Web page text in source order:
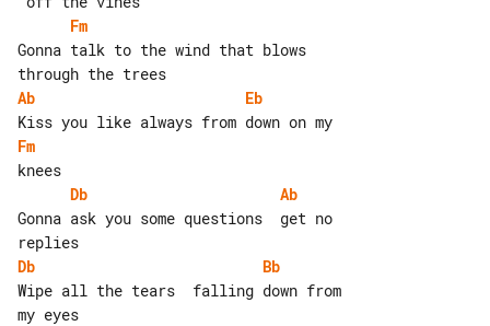
Fm
Gonna talk to the wind that blows
Ab
Eb
Fm
Db
Ab
Gonna ask you some questions  get no
Db
Bb
Wipe all the tears  falling down from